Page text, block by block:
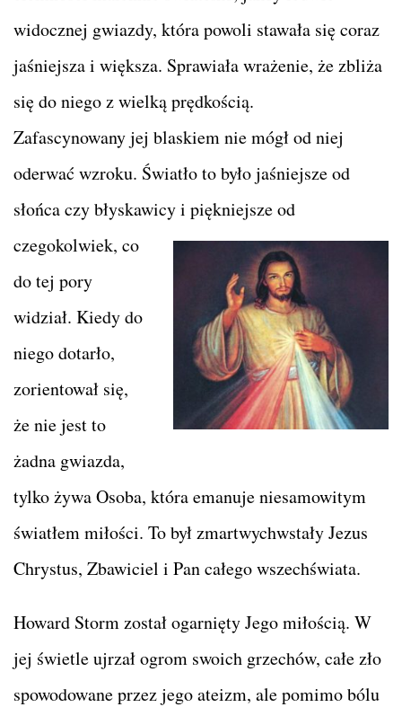
widocznej gwiazdy, która powoli stawała się coraz
jaśniejsza i większa. Sprawiała wrażenie, że zbliża
się do niego z wielką prędkością.
Zafascynowany jej blaskiem nie mógł od niej
oderwać wzroku. Światło to było jaśniejsze od
słońca czy błyskawicy i piękniejsze od
czegokolwiek, co
do tej pory
widział. Kiedy do
niego dotarło,
zorientował się,
że nie jest to
żadna gwiazda,
tylko żywa Osoba, która emanuje niesamowitym
światłem miłości. To był zmartwychwstały Jezus
Chrystus, Zbawiciel i Pan całego wszechświata.
Howard Storm został ogarnięty Jego miłością. W
jej świetle ujrzał ogrom swoich grzechów, całe zło
spowodowane przez jego ateizm, ale pomimo bólu